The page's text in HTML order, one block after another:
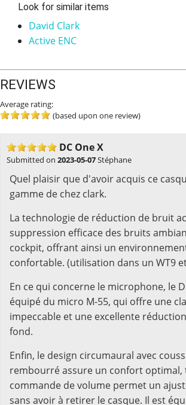
Look for similar items
David Clark
Active ENC
REVIEWS
Average rating:
(based upon one review)
DC One X
Submitted on 2023-05-07Stéphane
Quel plaisir que d'avoir acquis ce
gamme de chez clark.
La technologie de réduction de bruit
suppression efficace des bruits
cockpit, offrant ainsi un
confortable. (utilisation dans un WT9
En ce qui concerne le microphone, le
équipé du micro M-55, qui offre une
impeccable et une excellente
fond.
Enfin, le design circumaural avec
rembourré assure un confort optimal,
commande de volume permet un
sans avoir à retirer le casque. Il est